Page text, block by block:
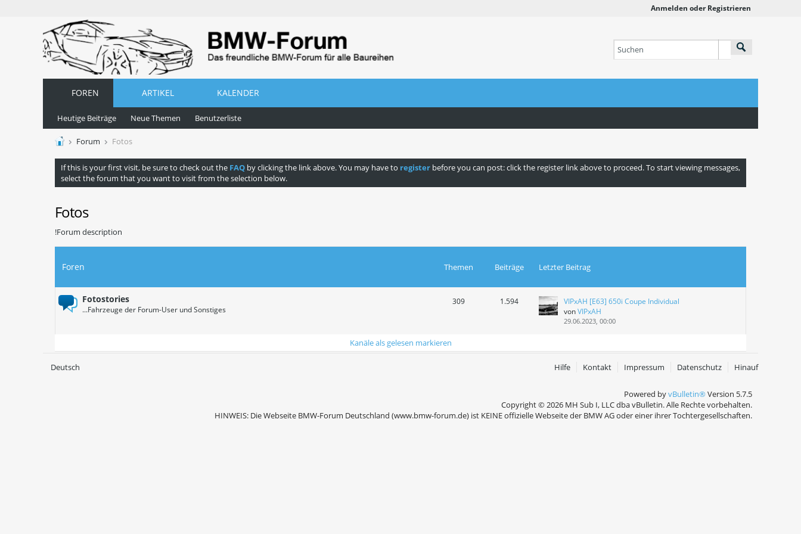
Anmelden oder Registrieren
FOREN ARTIKEL KALENDER
Heutige Beiträge Neue Themen Benutzerliste
Forum Fotos
If this is your first visit, be sure to check out the FAQ by clicking the link above. You may have to register before you can post: click the register link above to proceed. To start viewing messages,
select the forum that you want to visit from the selection below.
Fotos
!Forum description
Foren Themen Beiträge Letzter Beitrag
Fotostories
...Fahrzeuge der Forum-User und Sonstiges
309 1.594
VIPxAH [E63] 650i Coupe Individual
vonVIPxAH
29.06.2023, 00:00
Kanäle als gelesen markieren
Deutsch Hilfe Kontakt Impressum Datenschutz Hinauf
Powered byvBulletin®Version 5.7.5
Copyright © 2026 MH Sub I, LLC dba vBulletin. Alle Rechte vorbehalten.
HINWEIS: Die Webseite BMW-Forum Deutschland (www.bmw-forum.de) ist KEINE offizielle Webseite der BMW AG oder einer ihrer Tochtergesellschaften.